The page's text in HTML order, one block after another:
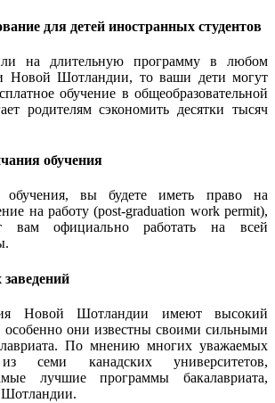
для детей иностранных студентов
на длительную программу в любом
Новой Шотландии, то ваши дети могут
обучение в общеобразовательной
родителям сэкономить десятки тысяч
обучения
обучения, вы будете иметь право на
на работу (post-graduation work permit),
вам официально работать на всей
Новой Шотландии имеют высокий
особенно они известны своими сильными
По мнению многих уважаемых
семи канадских университетов,
лучшие программы бакалавриата,
Шотландии.